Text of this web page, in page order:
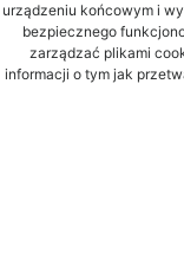
urządzeniu końcowym i
bezpiecznego
zarządzać plikami
informacji o tym jak